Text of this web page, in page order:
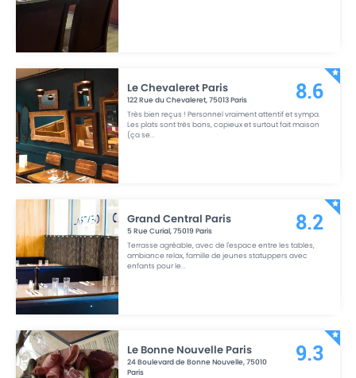
Le Chevaleret Paris
122 Rue du Chevaleret,75013Paris
Très bien reçus ! Personnel vraiment attentif et sympa.
Les plats sont très bons, copieux et surtout fait maison
(ça se...
8.6
Grand Central Paris
5 Rue Curial,75019 Paris
Terrasse agréable, avec de l'espace entre les tables,
ambiance relax, famille de jeunes statuppers avec
enfants pour le...
8.2
Le Bonne Nouvelle Paris
24 Boulevard de Bonne Nouvelle,75010
Paris
9.3